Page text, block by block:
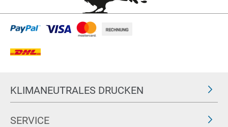
KLIMANEUTRALES DRUCKEN
SERVICE